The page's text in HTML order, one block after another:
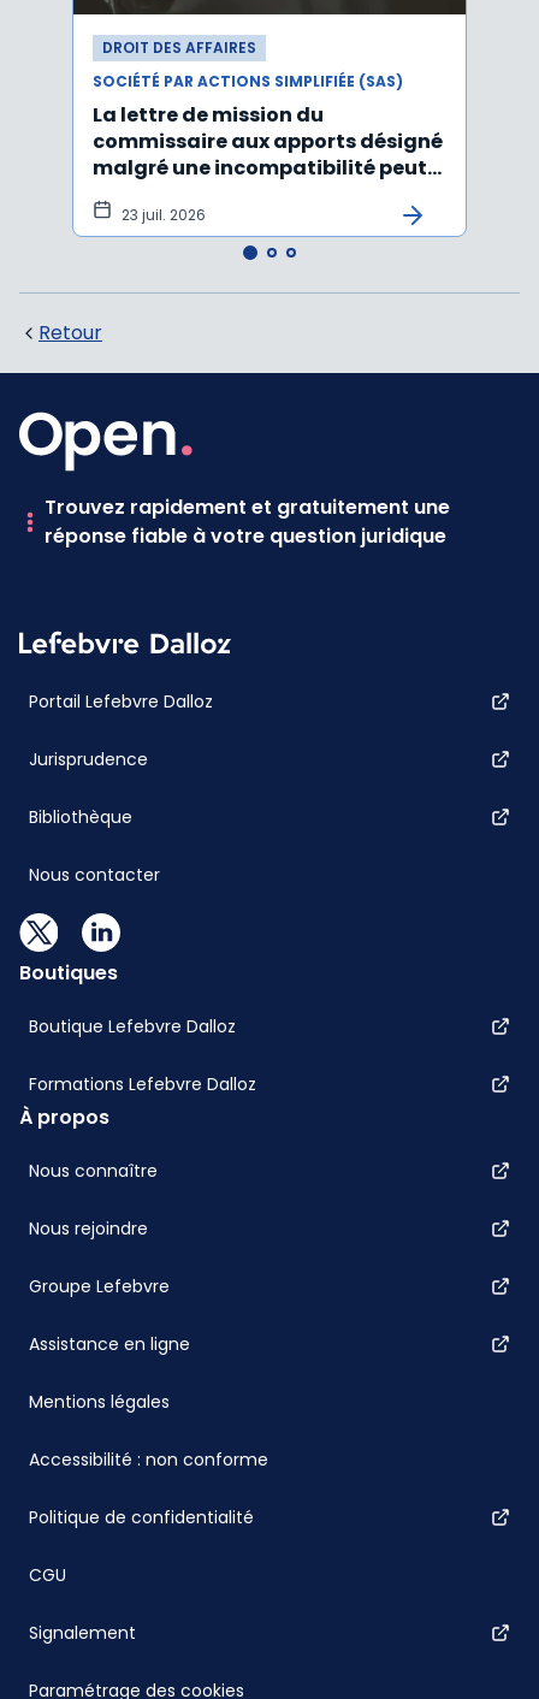
DROIT DES AFFAIRES
SOCIÉTÉ PAR ACTIONS SIMPLIFIÉE (SAS)
La lettre de mission du
commissaire aux apports désigné
malgré une incompatibilité peut
être annulée
23 juil. 2026
Retour
Trouvez rapidement et gratuitement une
réponse fiable à votre question juridique
Portail Lefebvre Dalloz
Jurisprudence
Bibliothèque
Nous contacter
Boutiques
Boutique Lefebvre Dalloz
Formations Lefebvre Dalloz
À propos
Nous connaître
Nous rejoindre
Groupe Lefebvre
Assistance en ligne
Mentions légales
Accessibilité : non conforme
Politique de confidentialité
CGU
Signalement
Paramétrage des cookies